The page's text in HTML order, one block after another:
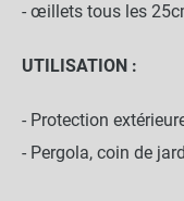
- œillets tous les
UTILISATION :
- Protection
- Pergola, coin de